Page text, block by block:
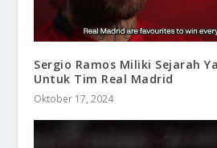
Sergio Ramos Miliki Sejarah
Untuk Tim Real Madrid
Oktober 17, 2024